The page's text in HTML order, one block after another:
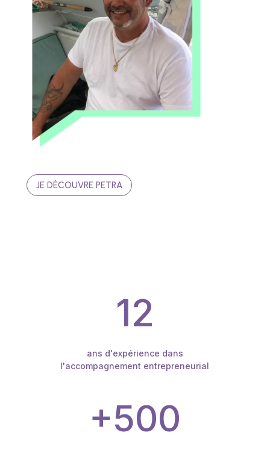
JE DÉCOUVRE PETRA
12
ans d'expérience dans
l'accompagnement entrepreneurial
+500